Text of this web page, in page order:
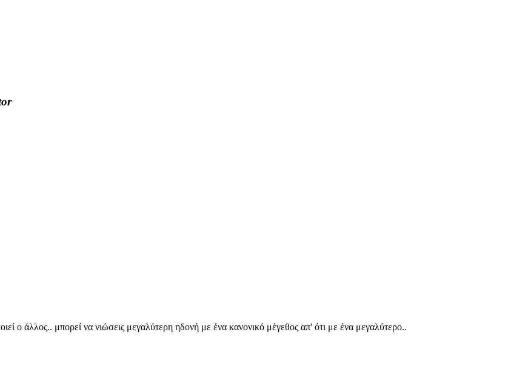
ο άλλος.. μπορεί να νιώσεις μεγαλύτερη ηδονή με ένα κανονικό μέγεθος απ' ότι με ένα μεγαλύτερο..